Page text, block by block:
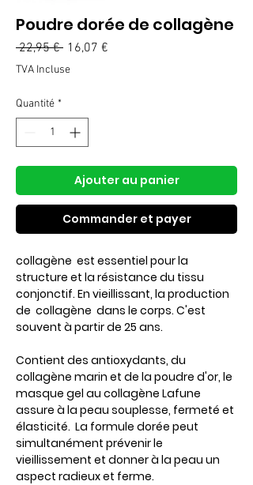
Poudre dorée de collagène
22,95 € Prix
original
16,07 €
TVA Incluse
Quantité *
Ajouter au panier
Commander et payer
collagène est essentiel pour la
structure et la résistance du tissu
conjonctif. En vieillissant, la production
de collagène dans le corps. C'est
souvent à partir de 25 ans.
Contient des antioxydants, du
collagène marin et de la poudre d'or, le
masque gel au collagène Lafune
assure à la peau souplesse, fermeté et
élasticité. La formule dorée peut
simultanément prévenir le
vieillissement et donner à la peau un
aspect radieux et ferme.